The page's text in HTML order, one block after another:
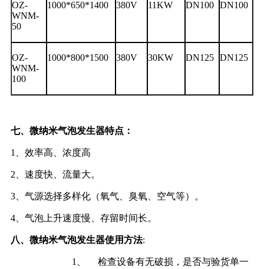
OZ-
WNM-
50
1000*650*1400 380V 11KW DN100 DN100
OZ-
WNM-
100
1000*800*1500 380V 30KW DN125 DN125
七、微纳米气泡发生器特点：
1、效率高、浓度高
2、速度快、流量大。
3、气源选择多样化（氧气、臭氧、空气等）。
4、气泡上升速度慢、存留时间长。
八、微纳米气泡发生器使用方法:
1、 检查设备有无破损，是否与验货单一